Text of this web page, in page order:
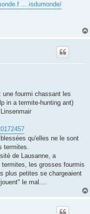
... isdumonde/
fourmi chassant les
in a termite-hunting ant)
qu'elles ne le sont
termites.
de Lausanne, a
les grosses fourmis
plus petites se chargeaient
le mal....